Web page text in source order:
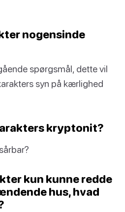
nogensinde
spørgsmål, dette vil
syn på kærlighed
kryptonit?
kun kunne redde
hus, hvad